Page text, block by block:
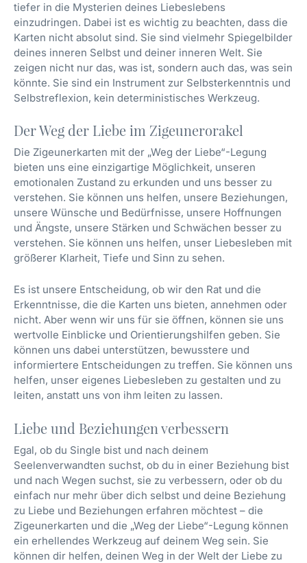
tiefer in die Mysterien deines Liebeslebens
einzudringen. Dabei ist es wichtig zu beachten, dass die
Karten nicht absolut sind. Sie sind vielmehr Spiegelbilder
deines inneren Selbst und deiner inneren Welt. Sie
zeigen nicht nur das, was ist, sondern auch das, was sein
könnte. Sie sind ein Instrument zur Selbsterkenntnis und
Selbstreflexion, kein deterministisches Werkzeug.
Der Weg der Liebe im Zigeunerorakel
Die Zigeunerkarten mit der „Weg der Liebe“-Legung
bieten uns eine einzigartige Möglichkeit, unseren
emotionalen Zustand zu erkunden und uns besser zu
verstehen. Sie können uns helfen, unsere Beziehungen,
unsere Wünsche und Bedürfnisse, unsere Hoffnungen
und Ängste, unsere Stärken und Schwächen besser zu
verstehen. Sie können uns helfen, unser Liebesleben mit
größerer Klarheit, Tiefe und Sinn zu sehen.
Es ist unsere Entscheidung, ob wir den Rat und die
Erkenntnisse, die die Karten uns bieten, annehmen oder
nicht. Aber wenn wir uns für sie öffnen, können sie uns
wertvolle Einblicke und Orientierungshilfen geben. Sie
können uns dabei unterstützen, bewusstere und
informiertere Entscheidungen zu treffen. Sie können uns
helfen, unser eigenes Liebesleben zu gestalten und zu
leiten, anstatt uns von ihm leiten zu lassen.
Liebe und Beziehungen verbessern
Egal, ob du Single bist und nach deinem
Seelenverwandten suchst, ob du in einer Beziehung bist
und nach Wegen suchst, sie zu verbessern, oder ob du
einfach nur mehr über dich selbst und deine Beziehung
zu Liebe und Beziehungen erfahren möchtest – die
Zigeunerkarten und die „Weg der Liebe“-Legung können
ein erhellendes Werkzeug auf deinem Weg sein. Sie
können dir helfen, deinen Weg in der Welt der Liebe zu